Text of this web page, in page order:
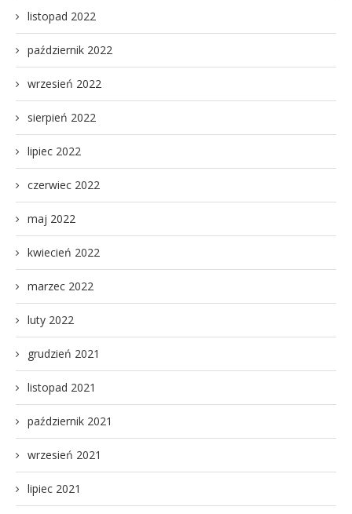
listopad 2022
październik 2022
wrzesień 2022
sierpień 2022
lipiec 2022
czerwiec 2022
maj 2022
kwiecień 2022
marzec 2022
luty 2022
grudzień 2021
listopad 2021
październik 2021
wrzesień 2021
lipiec 2021